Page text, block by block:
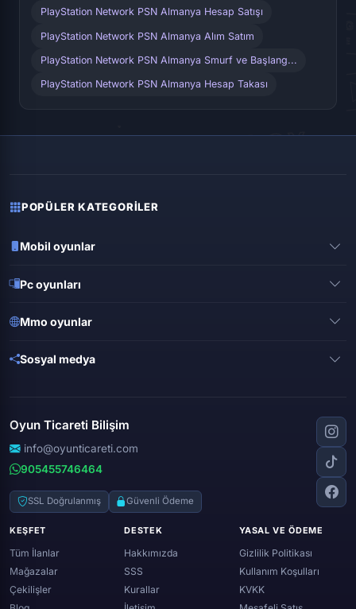
PlayStation Network PSN Almanya Hesap Satışı
PlayStation Network PSN Almanya Alım Satım
PlayStation Network PSN Almanya Smurf ve Başlang...
PlayStation Network PSN Almanya Hesap Takası
POPÜLER KATEGORILER
Mobil oyunlar
Mobile legends
Free fire
Minecraft
Pc oyunları
Gta online
Lost ark
World of warcraft
Zula
Mmo oyunlar
Wolfteam
Black desert online
Genshin ımpact
Sosyal medya
Discord
Youtube
Twitter (x)
Spotify
Oyun Ticareti Bilişim
info@oyunticareti.com
905455746464
SSL Doğrulanmış Güvenli Ödeme
KEŞFET
Tüm İlanlar
Mağazalar
Çekilişler
DESTEK
Hakkımızda
SSS
Kurallar
YASAL VE ÖDEME
Gizlilik Politikası
Kullanım Koşulları
KVKK